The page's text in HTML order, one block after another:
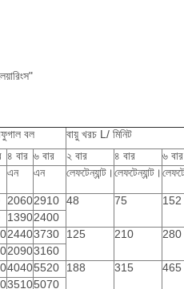
বল
বায়ু খরচ L/ মিনিট
৪ বার ৬ বার ২ বার ৪ বার
৬ বার
এন এন লেফটেন্যান্ট। লেফটেন্যান্ট।
20602910 48 75
152
13902400
24403730 125 210
280
20903160
40405520 188 315
465
35105070